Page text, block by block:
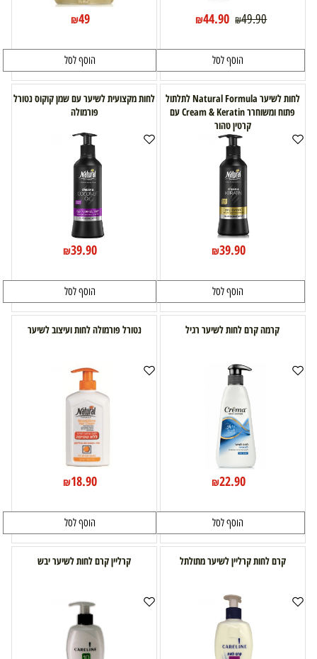
₪49.90
₪44.90
הוסף לסל
₪49
הוסף לסל
לחות לשיער Natural Formula לתלתול
פתוח ומשוחרר Cream & Keratin עם
קרטין טהור
₪39.90
הוסף לסל
לחות מקצועית לשיער עם שמן קוקוס נטורל
פורמולה
₪39.90
הוסף לסל
קרמה קרם לחות לשיער רגיל
₪22.90
הוסף לסל
נטורל פורמולה לחות ועיצוב לשיער
₪18.90
הוסף לסל
קרם לחות קרליין לשיער מתולתל קרליין קרם לחות לשיער יבש